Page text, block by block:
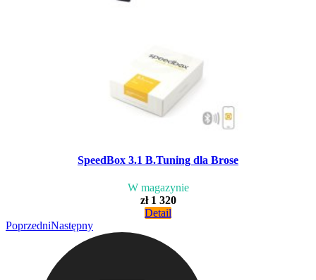
SpeedBox 3.1 B.Tuning dla Brose
W magazynie
zł 1 320
Detail
PoprzedniNastępny